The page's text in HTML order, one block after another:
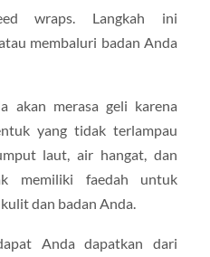
wraps. Langkah ini
membaluri badan Anda
akan merasa geli karena
yang tidak terlampau
laut, air hangat, dan
memiliki faedah untuk
dan badan Anda.
Anda dapatkan dari